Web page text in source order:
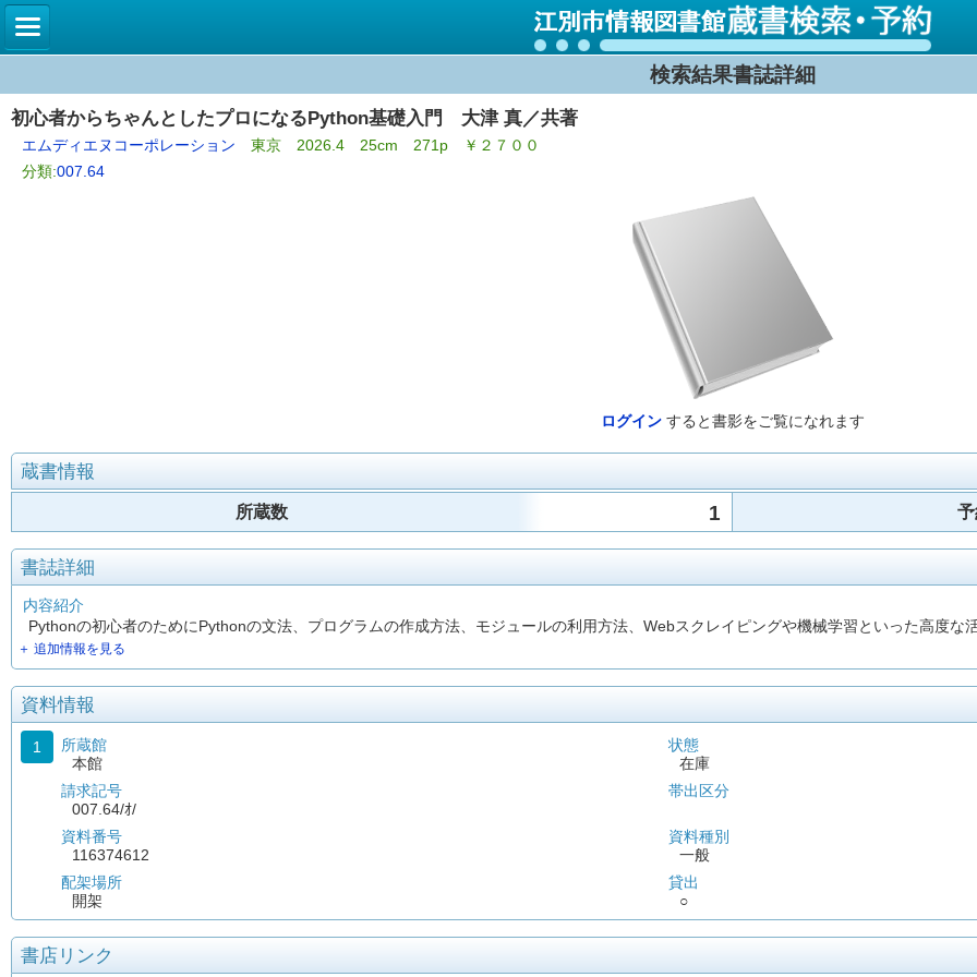
検索結果書誌詳細
初心者からちゃんとしたプロになるPython基礎入門 大津 真／共著
エムディエヌコーポレーション 東京 2026.4 25cm 271p ￥２７００
分類:007.64
ログイン すると書影をご覧になれます
蔵書情報
所蔵数 1
書誌詳細
内容紹介
Pythonの初心者のためにPythonの文法、プログラムの作成方法、モジュールの利用方法、Webスクレイピングや機械学習といった高度
＋ 追加情報を見る
資料情報
1
所蔵館
本館
請求記号
007.64/ｵ/
資料番号
116374612
配架場所
開架
状態
在庫
帯出区分
資料種別
一般
貸出
○
書店リンク